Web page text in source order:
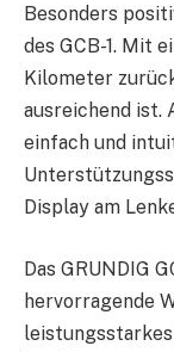
Besonders
des GCB-1. Mit
Kilometer
ausreichend ist.
einfach und
Display am
Das GRUNDIG
hervorragende